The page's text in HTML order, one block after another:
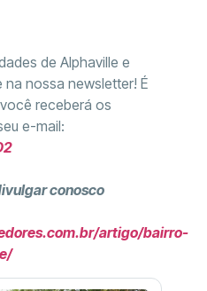
de Alphaville e
nossa newsletter! É
receberá os
e-mail:
conosco
artigo/bairro-